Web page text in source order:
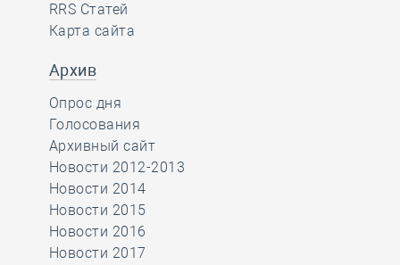
RRS Статей
Карта сайта
Архив
Опрос дня
Голосования
Архивный сайт
Новости 2012-2013
Новости 2014
Новости 2015
Новости 2016
Новости 2017